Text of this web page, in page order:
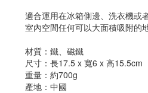
適合運用在冰箱側邊、洗衣機或
室內空間任何可以大面積吸附的地
材質：鐵、磁鐵
尺寸：長17.5 x 寬6 x 高15.5cm
重量：約700g
產地：中國